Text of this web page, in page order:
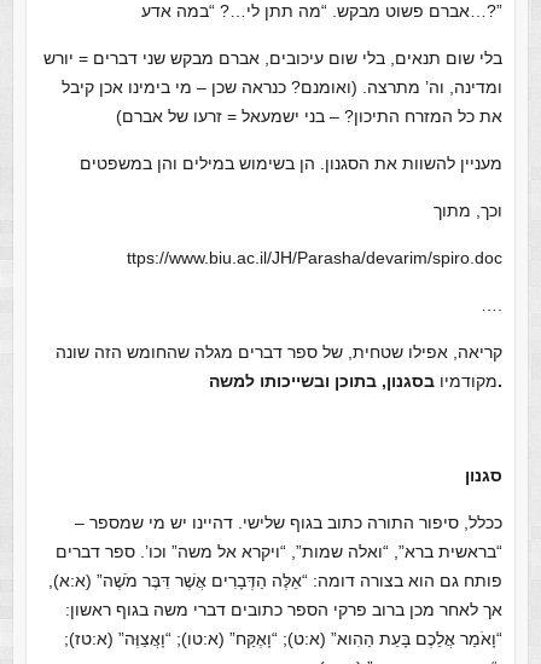
אברם פשוט מבקש. “מה תתן לי…? “במה אדע…?”
בלי שום תנאים, בלי שום עיכובים, אברם מבקש שני דברים = יורש
ומדינה, וה’ מתרצה. (ואומנם? כנראה שכן – מי בימינו אכן קיבל
את כל המזרח התיכון? – בני ישמעאל = זרעו של אברם)
מעניין להשוות את הסגנון. הן בשימוש במילים והן במשפטים
וכך, מתוך
ttps://www.biu.ac.il/JH/Parasha/devarim/spiro.doc
קריאה, אפילו שטחית, של ספר דברים מגלה שהחומש הזה שונה
מקודמיובסגנון, בתוכן ובשייכותו למשה.
סגנון
ככלל, סיפור התורה כתוב בגוף שלישי. דהיינו יש מי שמספר –
“בראשית ברא”, “ואלה שמות”, “ויקרא אל משה” וכו’. ספר דברים
פותח גם הוא בצורה דומה: “אֵלֶּה הַדְּבָרִים אֲשֶׁר דִּבֶּר מֹשֶׁה” (א:א),
אך לאחר מכן ברוב פרקי הספר כתובים דברי משה בגוף ראשון:
“וָאֹמַר אֲלֵכֶם בָּעֵת הַהִוא” (א:ט); “וָאֶקַּח” (א:טו); “וָאֲצַוֶּה” (א:טז);